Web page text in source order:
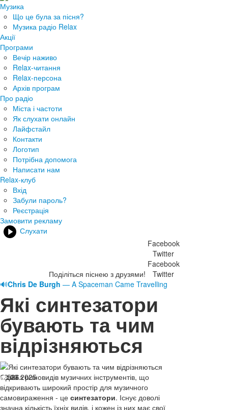
Музика
Що це була за пісня?
Музика радіо Relax
Акції
Програми
Вечір наживо
Relax-читання
Relax-персона
Архів програм
Про радіо
Міста і частоти
Як слухати онлайн
Лайфстайл
Контакти
Логотип
Потрібна допомога
Написати нам
Relax-клуб
Вхід
Забули пароль?
Реєстрація
Замовити рекламу
Слухати
Поділіться піснею з друзями!
Facebook
Twitter
Facebook
Twitter
🔊Chris De Burgh — A Spaceman Came Travelling
Які синтезатори
бувають та чим
відрізняються
18.03.2025
526
Один з різновидів музичних інструментів, що
відкривають широкий простір для музичного
самовираження - це синтезатори. Існує доволі
значна кількість їхніх видів, і кожен із них має свої